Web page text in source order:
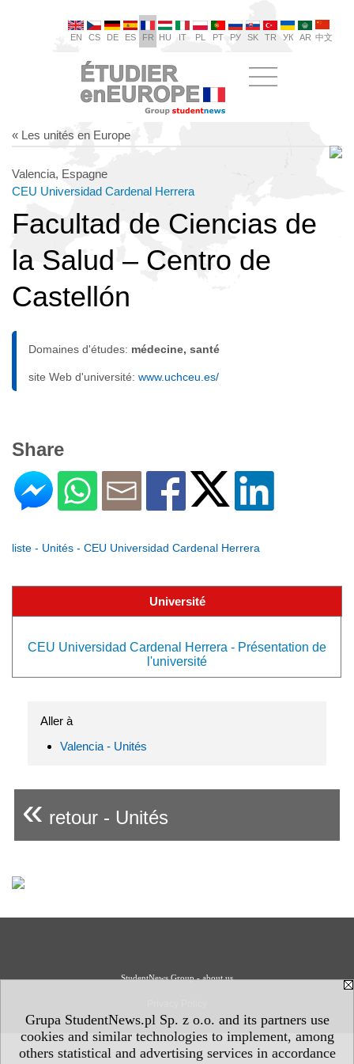
Grupa StudentNews.pl Sp. z o.o. and its partners use
cookies and similar technologies to implement, among
others statistical and advertising services in accordance
EN CS DE ES FR HU IT PL PT РУ SK TR УК AR 中文
« Les unités en Europe
Valencia, Espagne
CEU Universidad Cardenal Herrera
Facultad de Ciencias de
la Salud – Centro de
Castellón
Domaines d'études: médecine, santé
site Web d'université: www.uchceu.es/
Share
liste - Unités - CEU Universidad Cardenal Herrera
Université
CEU Universidad Cardenal Herrera - Présentation de
l'université
Aller à
Valencia - Unités
« retour - Unités
StudentNews Group - about us